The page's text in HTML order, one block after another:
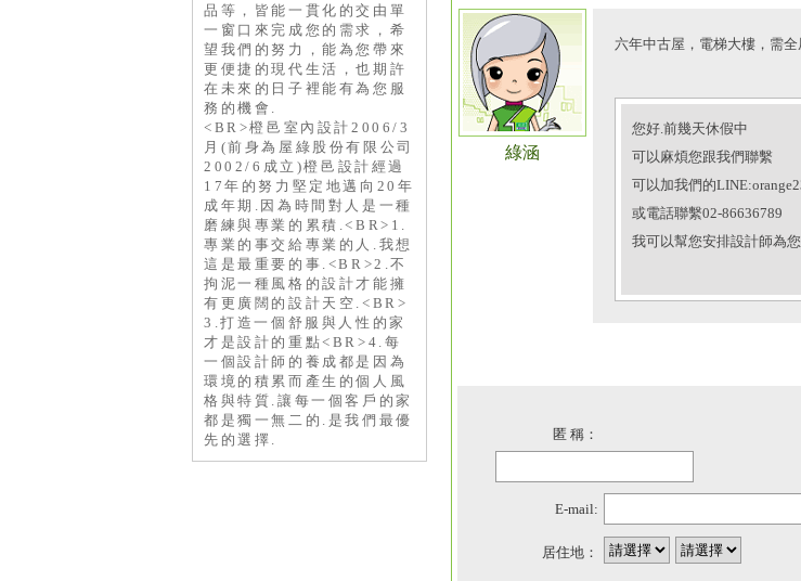
品等，皆能一貫化的交由單
一窗口來完成您的需求，希
望我們的努力，能為您帶來
更便捷的現代生活，也期許
在未來的日子裡能有為您服
務的機會.
<BR>橙邑室內設計2006/3
月(前身為屋綠股份有限公司
2002/6成立)橙邑設計經過
17年的努力堅定地邁向20年
成年期.因為時間對人是一種
磨練與專業的累積.<BR>1.
專業的事交給專業的人.我想
這是最重要的事.<BR>2.不
拘泥一種風格的設計才能擁
有更廣闊的設計天空.<BR>
3.打造一個舒服與人性的家
才是設計的重點<BR>4.每
一個設計師的養成都是因為
環境的積累而產生的個人風
格與特質.讓每一個客戶的家
都是獨一無二的.是我們最優
先的選擇.
綠涵
六年中古屋，電梯大樓，需
您好.前幾天休假中
可以麻煩您跟我們聯繫
可以加我們的
或電話聯繫02-86636789
我可以幫您安排設計師為
匿 稱：
E-mail:
居住地：